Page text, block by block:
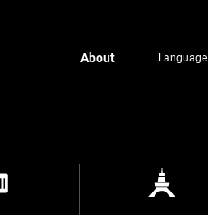
About Language